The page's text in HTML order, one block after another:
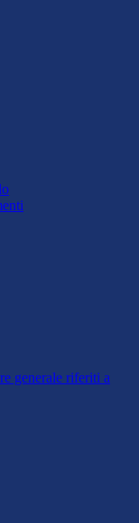
generale riferiti a